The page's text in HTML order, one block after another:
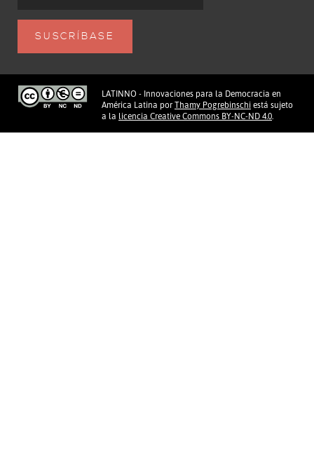
LATINNO - Innovaciones para la Democracia en
América Latina por Thamy Pogrebinschi está sujeto
a la licencia Creative Commons BY-NC-ND 4.0.